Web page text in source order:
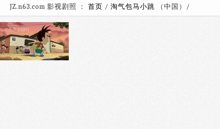
JZ.n63.com 影视剧照 ： 首页 / 淘气包马小跳 （中国